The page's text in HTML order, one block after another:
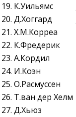
19. К.Уильямс
20. Д.Хоггард
21. Х.М.Корреа
22. К.Фредерик
23. А.Кордил
24. И.Коэн
25. О.Расмуссен
26. Т.ван дер Хелм
27. Д.Хьюз